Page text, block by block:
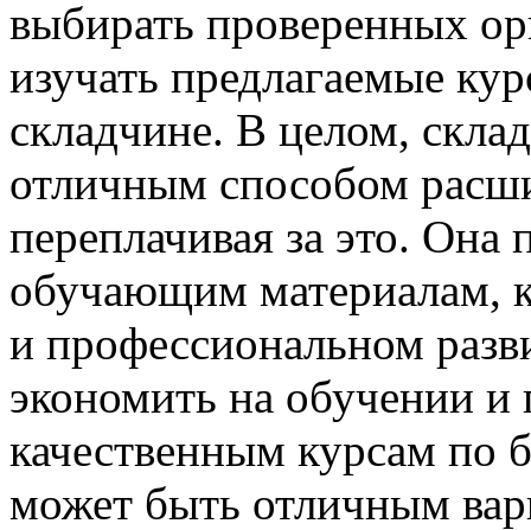
выбирать проверенных
изучать предлагаемые
складчине. В целом,
отличным способом
переплачивая за это. Она
обучающим материалам,
и профессиональном
экономить на обучении и
качественным курсам по
может быть отличным